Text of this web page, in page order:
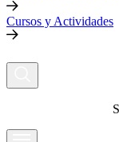
Cursos y Actividades